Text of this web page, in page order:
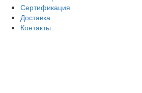
Сертификация
Доставка
Контакты